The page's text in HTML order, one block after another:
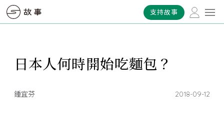
支持故事
日本人何時開始吃麵包？
鍾宜芬 2018-09-12